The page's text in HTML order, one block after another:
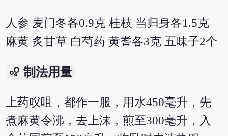
人参 麦门冬各0.9克 桂枝 当归身各1.5克
麻黄 炙甘草 白芍药 黄耆各3克 五味子2个
bubble_chart 制法用量
上药㕮咀，都作一服，用水450毫升，先
煮麻黄令沸，去上沫，煎至300毫升，入